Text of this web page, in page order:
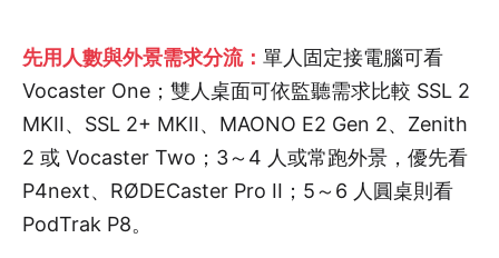
先用人數與外景需求分流： 單人固定接電腦可看
Vocaster One；雙人桌面可依監聽需求比較 SSL 2
MKII、SSL 2+ MKII、MAONO E2 Gen 2、Zenith
2 或 Vocaster Two；3～4 人或常跑外景，優先看
P4next、RØDECaster Pro II；5～6 人圓桌則看
PodTrak P8。